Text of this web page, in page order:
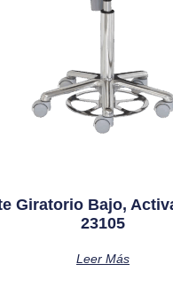
Giratorio Bajo,
23105
Leer Más